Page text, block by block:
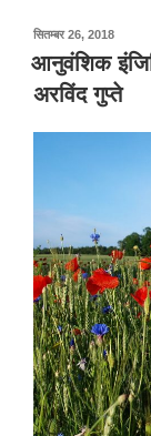
सितम्बर 26, 2018पर
प्रकाशित
किया
गया
आनुवंशिक
अरविंद गुप्ते